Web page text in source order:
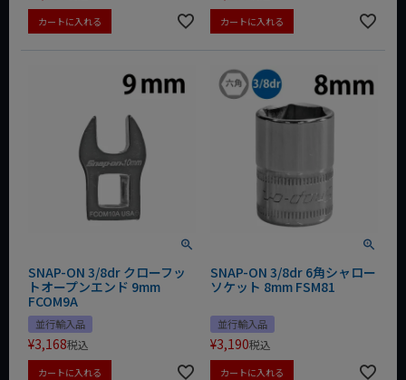
カートに入れる カートに入れる
SNAP-ON 3/8dr クローフッ
トオープンエンド 9mm
FCOM9A
並行輸入品
¥3,168税込
カートに入れる
SNAP-ON 3/8dr 6角シャロー
ソケット 8mm FSM81
並行輸入品
¥3,190税込
カートに入れる